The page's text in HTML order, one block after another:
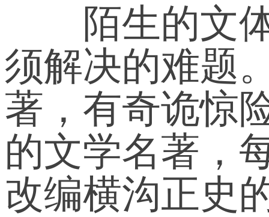
陌生的文体
须解决的难题
著，有奇诡惊
的文学名著，
改编横沟正史